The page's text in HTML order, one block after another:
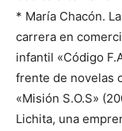
* María Chacón.
carrera en
infantil «Código
frente de novelas
«Misión S.O.S»
Lichita, una